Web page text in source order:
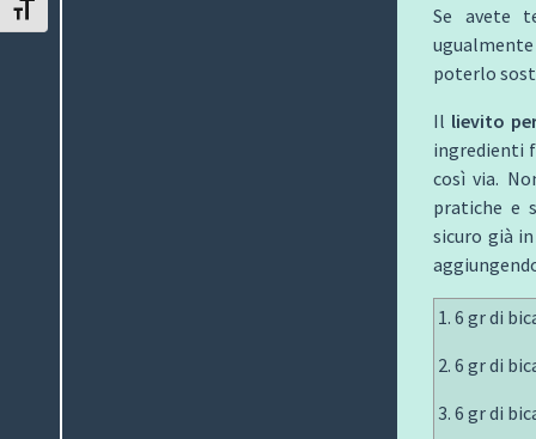
ATTIVA/DISATTIVA DIMENSIONE TESTO
Se avete
poterlo
Il lievito
ingredienti
così via.
pratiche e
sicuro già
1. 6 gr di
2. 6 gr di
3. 6 gr di